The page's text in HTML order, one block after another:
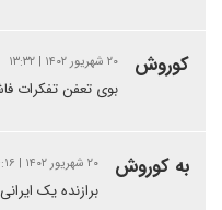
کوروش ۲۰ شهریور ۱۴۰۲ | ۱۳:۳۲
بوی تعفن تفکرات
به کوروش ۲۰ شهریور ۱۴۰۲ | ۱۴:۱۶
برازنده یک